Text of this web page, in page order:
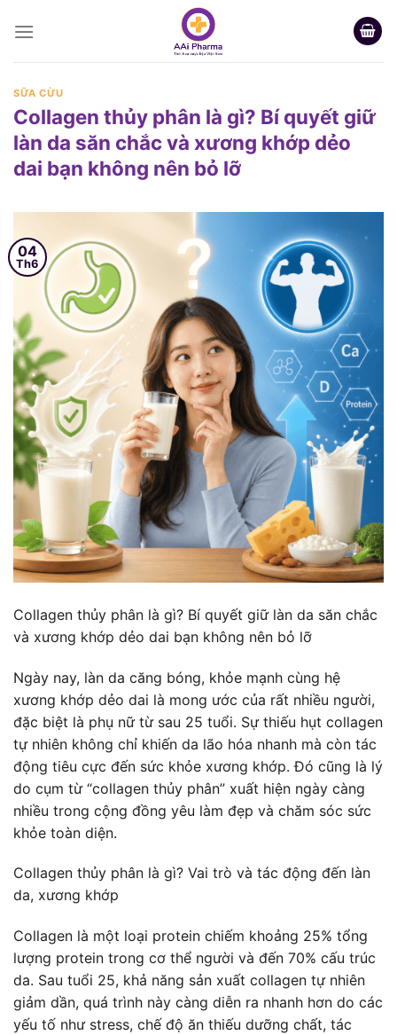
SỮA CỪU
Collagen thủy phân là gì? Bí quyết giữ
làn da săn chắc và xương khớp dẻo
dai bạn không nên bỏ lỡ
04
Th6
Collagen thủy phân là gì? Bí quyết giữ làn da săn chắc
và xương khớp dẻo dai bạn không nên bỏ lỡ
Ngày nay, làn da căng bóng, khỏe mạnh cùng hệ
xương khớp dẻo dai là mong ước của rất nhiều người,
đặc biệt là phụ nữ từ sau 25 tuổi. Sự thiếu hụt collagen
tự nhiên không chỉ khiến da lão hóa nhanh mà còn tác
động tiêu cực đến sức khỏe xương khớp. Đó cũng là lý
do cụm từ “collagen thủy phân” xuất hiện ngày càng
nhiều trong cộng đồng yêu làm đẹp và chăm sóc sức
khỏe toàn diện.
Collagen thủy phân là gì? Vai trò và tác động đến làn
da, xương khớp
Collagen là một loại protein chiếm khoảng 25% tổng
lượng protein trong cơ thể người và đến 70% cấu trúc
da. Sau tuổi 25, khả năng sản xuất collagen tự nhiên
giảm dần, quá trình này càng diễn ra nhanh hơn do các
yếu tố như stress, chế độ ăn thiếu dưỡng chất, tác